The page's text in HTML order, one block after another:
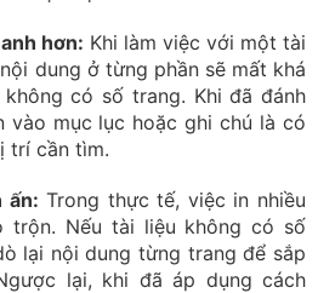
hơn: Khi làm việc với một tài
dung ở từng phần sẽ mất khá
có số trang. Khi đã đánh
vào mục lục hoặc ghi chú là có
trí cần tìm.
ấn: Trong thực tế, việc in nhiều
trộn. Nếu tài liệu không có số
lại nội dung từng trang để sắp
lại, khi đã áp dụng cách